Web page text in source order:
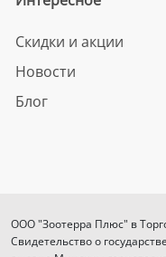
Скидки и акции
Новости
Блог
ООО "Зоотерра Плюс" в
Свидетельство о